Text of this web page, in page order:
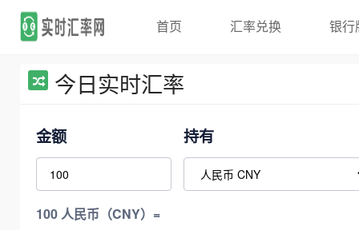
首页 汇率兑换 银行
今日实时汇率
金额 持有
100 人民币（CNY）=